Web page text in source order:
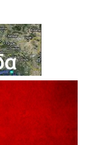
προς κ.